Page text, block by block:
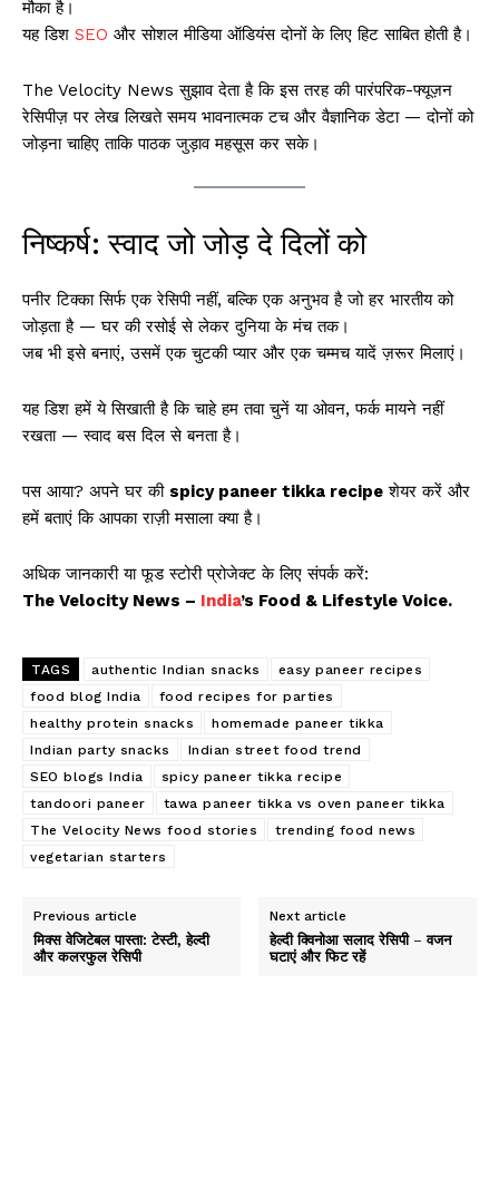
मौका है।
यह डिश SEO और सोशल मीडिया ऑडियंस दोनों के लिए हिट साबित होती है।
The Velocity News सुझाव देता है कि इस तरह की पारंपरिक-फ्यूज़न
रेसिपीज़ पर लेख लिखते समय भावनात्मक टच और वैज्ञानिक डेटा — दोनों को
जोड़ना चाहिए ताकि पाठक जुड़ाव महसूस कर सके।
निष्कर्ष: स्वाद जो जोड़ दे दिलों को
पनीर टिक्का सिर्फ एक रेसिपी नहीं, बल्कि एक अनुभव है जो हर भारतीय को
जोड़ता है — घर की रसोई से लेकर दुनिया के मंच तक।
जब भी इसे बनाएं, उसमें एक चुटकी प्यार और एक चम्मच यादें ज़रूर मिलाएं।
यह डिश हमें ये सिखाती है कि चाहे हम तवा चुनें या ओवन, फर्क मायने नहीं
रखता — स्वाद बस दिल से बनता है।
पस आया? अपने घर की spicy paneer tikka recipe शेयर करें और
हमें बताएं कि आपका राज़ी मसाला क्या है।
अधिक जानकारी या फूड स्टोरी प्रोजेक्ट के लिए संपर्क करें:
The Velocity News – India’s Food & Lifestyle Voice.
TAGS authentic Indian snacks
easy paneer recipes
food blog India
food recipes for parties
healthy protein snacks
homemade paneer tikka
Indian party snacks
Indian street food trend
SEO blogs India
spicy paneer tikka recipe
tandoori paneer
tawa paneer tikka vs oven paneer tikka
The Velocity News food stories
trending food news
vegetarian starters
Previous article
मिक्स वेजिटेबल पास्ता: टेस्टी, हेल्दी
और कलरफुल रेसिपी
Next article
हेल्दी क्विनोआ सलाद रेसिपी – वजन
घटाएं और फिट रहें